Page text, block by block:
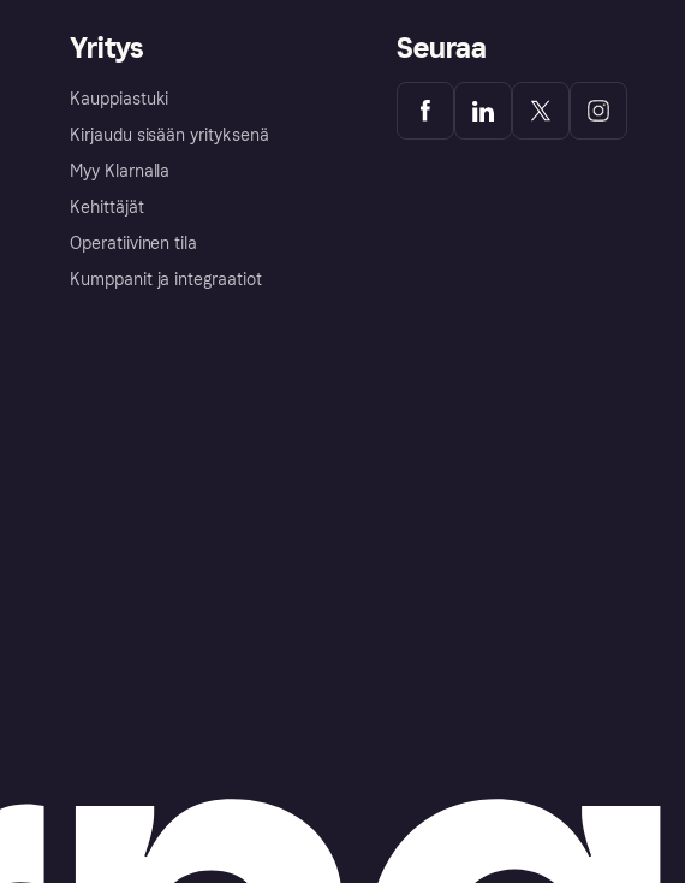
Yritys
Kauppiastuki
Kirjaudu sisään yrityksenä
Myy Klarnalla
Kehittäjät
Operatiivinen tila
Kumppanit ja integraatiot
Seuraa